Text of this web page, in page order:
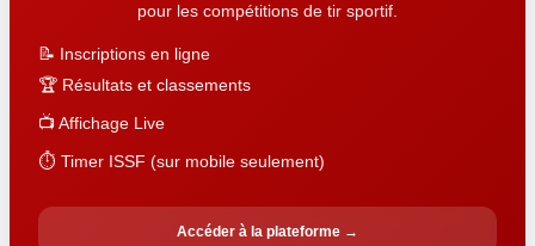
pour les compétitions de tir sportif.
📝 Inscriptions en ligne
🏆 Résultats et classements
📺 Affichage Live
⏱️ Timer ISSF (sur mobile seulement)
Accéder à la plateforme →